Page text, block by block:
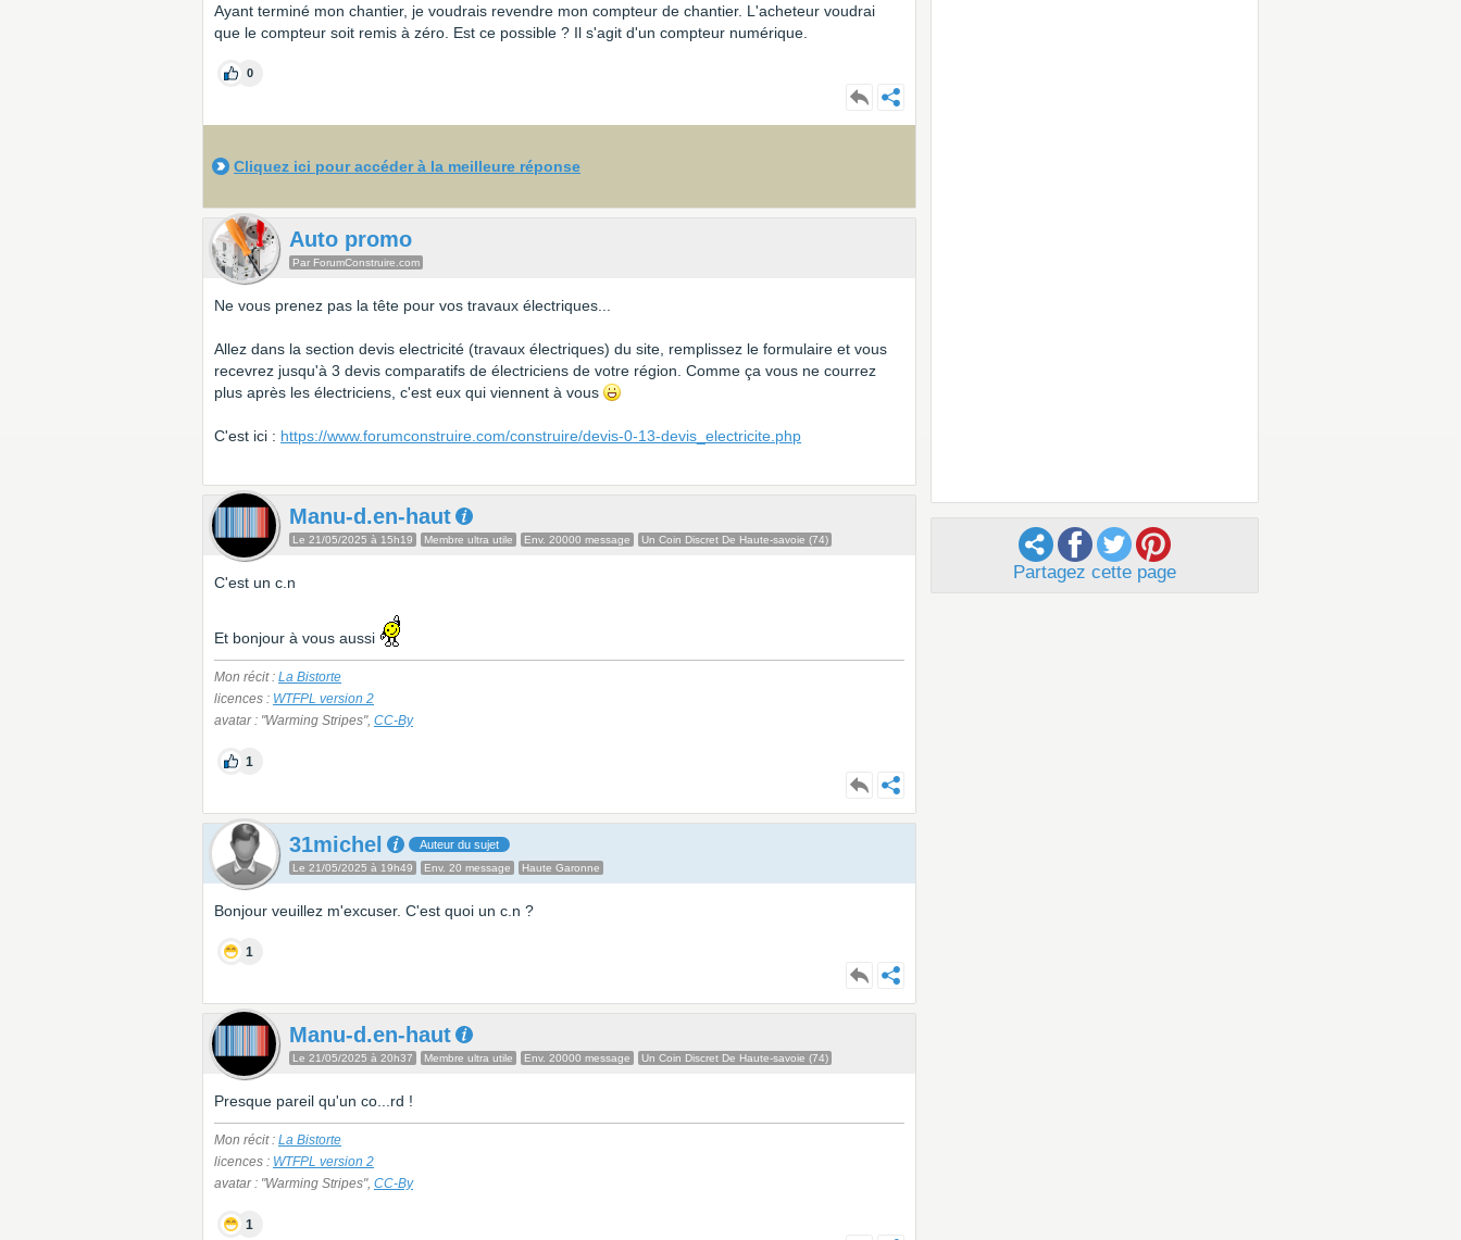
Ayant terminé mon chantier, je voudrais revendre mon compteur de chantier. L'acheteur voudrai
que le compteur soit remis à zéro. Est ce possible ? Il s'agit d'un compteur numérique.
0
Cliquez ici pour accéder à la meilleure réponse
Auto promo
Par ForumConstruire.com
Ne vous prenez pas la tête pour vos travaux électriques...
Allez dans la section devis electricité (travaux électriques) du site, remplissez le formulaire et vous
recevrez jusqu'à 3 devis comparatifs de électriciens de votre région. Comme ça vous ne courrez
plus après les électriciens, c'est eux qui viennent à vous
C'est ici : https://www.forumconstruire.com/construire/devis-0-13-devis_electricite.php
Manu-d.en-haut
Le 21/05/2025 à 15h19 Membre ultra utile Env. 20000 message Un Coin Discret De Haute-savoie (74)
C'est un c.n
Et bonjour à vous aussi
Mon récit : La Bistorte
licences : WTFPL version 2
avatar : "Warming Stripes", CC-By
1
31michel Auteur du sujet
Le 21/05/2025 à 19h49 Env. 20 message Haute Garonne
Bonjour veuillez m'excuser. C'est quoi un c.n ?
1
Manu-d.en-haut
Le 21/05/2025 à 20h37 Membre ultra utile Env. 20000 message Un Coin Discret De Haute-savoie (74)
Presque pareil qu'un co...rd !
Mon récit : La Bistorte
licences : WTFPL version 2
avatar : "Warming Stripes", CC-By
1
Partagez cette page